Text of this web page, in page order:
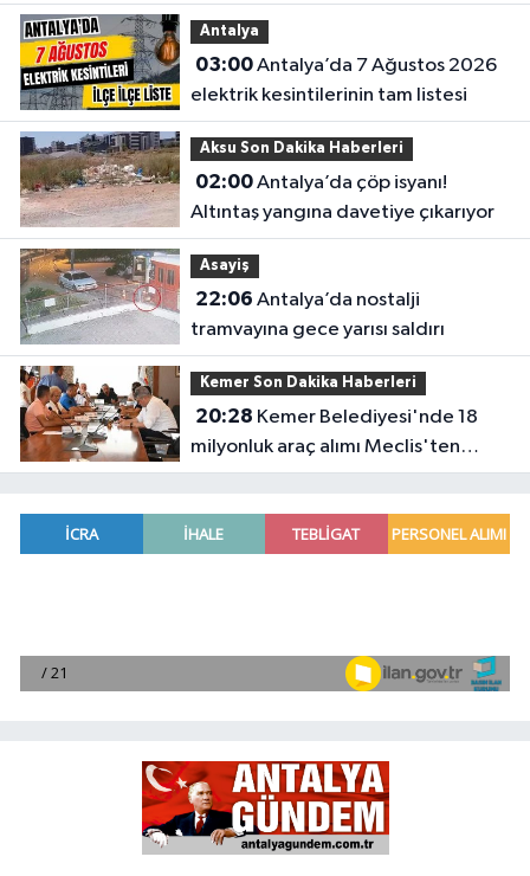
Antalya
03:00Antalya’da 7 Ağustos 2026
elektrik kesintilerinin tam listesi
Aksu Son Dakika Haberleri
02:00Antalya’da çöp isyanı!
Altıntaş yangına davetiye çıkarıyor
Asayiş
22:06
tramvayına gece yarısı saldırı
Kemer Son Dakika Haberleri
20:28
milyonluk araç alımı Meclis'ten
geçti